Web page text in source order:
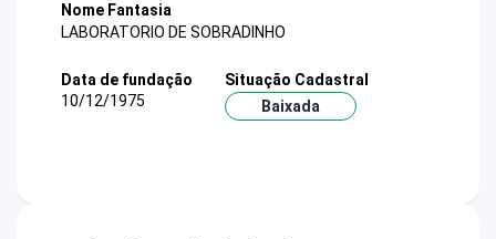
Nome Fantasia
LABORATORIO DE SOBRADINHO
Data de fundação
10/12/1975
Situação Cadastral
Baixada